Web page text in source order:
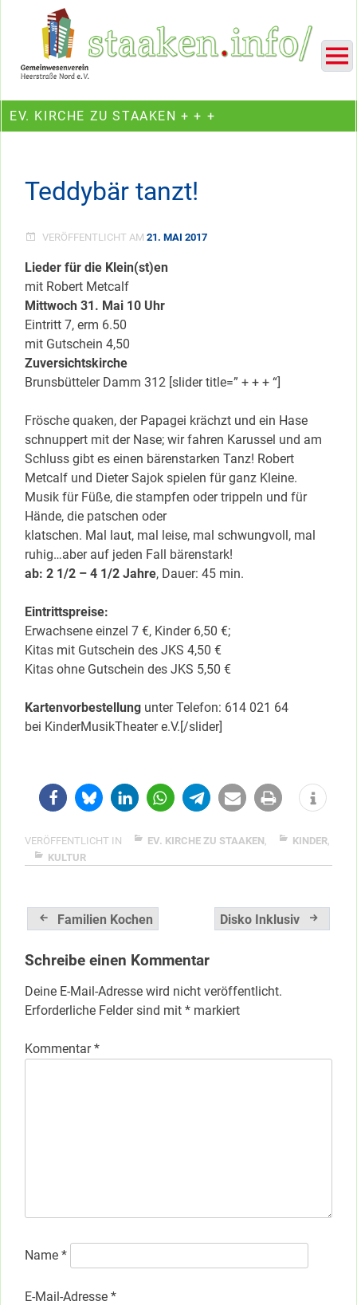
Ein Projekt des Gemeinwesenvereins Heerstraße Nord
EV. KIRCHE ZU STAAKEN + + +
Teddybär tanzt!
VERÖFFENTLICHT AM 21. MAI 2017
Lieder für die Klein(st)en
mit Robert Metcalf
Mittwoch 31. Mai 10 Uhr
Eintritt 7, erm 6.50
mit Gutschein 4,50
Zuversichtskirche
Brunsbütteler Damm 312 [slider title=” + + + “]
Frösche quaken, der Papagei krächzt und ein Hase
schnuppert mit der Nase; wir fahren Karussel und am
Schluss gibt es einen bärenstarken Tanz! Robert
Metcalf und Dieter Sajok spielen für ganz Kleine.
Musik für Füße, die stampfen oder trippeln und für
Hände, die patschen oder
klatschen. Mal laut, mal leise, mal schwungvoll, mal
ruhig…aber auf jeden Fall bärenstark!
ab: 2 1/2 – 4 1/2 Jahre, Dauer: 45 min.
Eintrittspreise:
Erwachsene einzel 7 €, Kinder 6,50 €;
Kitas mit Gutschein des JKS 4,50 €
Kitas ohne Gutschein des JKS 5,50 €
Kartenvorbestellung unter Telefon: 614 021 64
bei KinderMusikTheater e.V.[/slider]
VERÖFFENTLICHT IN EV. KIRCHE ZU STAAKEN, KINDER,
KULTUR
Beitragsnavigation
Familien Kochen Disko Inklusiv
Schreibe einen Kommentar
Deine E-Mail-Adresse wird nicht veröffentlicht.
Erforderliche Felder sind mit * markiert
Kommentar*
Name *
E-Mail-Adresse *